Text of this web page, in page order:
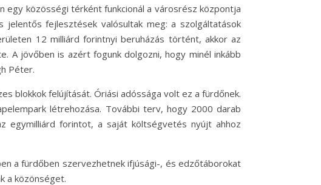
közösségi térként funkcionál a városrész központja
fejlesztések valósultak meg: a szolgáltatások
12 milliárd forintnyi beruházás történt, akkor az
A jövőben is azért fogunk dolgozni, hogy minél inkább
Péter.
blokkok felújítását. Óriási adóssága volt ez a fürdőnek.
létrehozása. További terv, hogy 2000 darab
egymilliárd forintot, a saját költségvetés nyújt ahhoz
a fürdőben szervezhetnek ifjúsági-, és edzőtáborokat
a közönséget.